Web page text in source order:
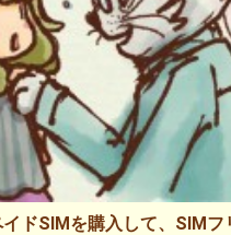
ドSIMを購入して、SIM